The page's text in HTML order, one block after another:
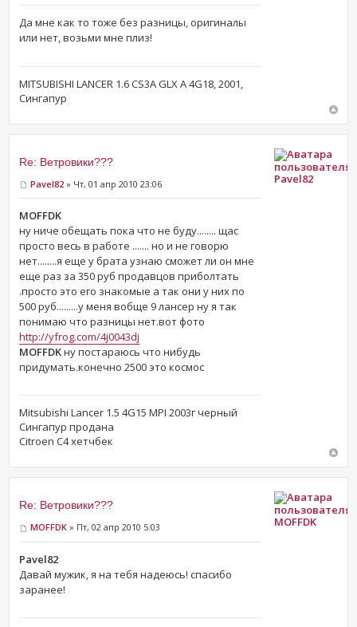
Да мне как то тоже без разницы, оригиналы
или нет, возьми мне плиз!
MITSUBISHI LANCER 1.6 CS3A GLX A 4G18, 2001,
Сингапур
Re: Ветровики???
Pavel82 » Чт, 01 апр 2010 23:06
MOFFDK
ну ниче обещать пока что не буду........ щас
просто весь в работе ....... но и не говорю
нет........я еще у брата узнаю сможет ли он мне
еще раз за 350 руб продавцов приболтать
.просто это его знакомые а так они у них по
500 руб.........у меня вобще 9 лансер ну я так
понимаю что разницы нет.вот фото
http://yfrog.com/4j0043dj
MOFFDKну постараюсь что нибудь
придумать.конечно 2500 это космос
Mitsubishi Lancer 1.5 4G15 MPI 2003г черный
Сингапур продана
Citroen C4 хетчбек
Pavel82
Re: Ветровики???
MOFFDK » Пт, 02 апр 2010 5:03
Pavel82
Давай мужик, я на тебя надеюсь! спасибо
заранее!
MOFFDK